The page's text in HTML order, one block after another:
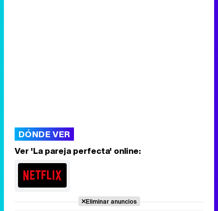
DÓNDE VER
Ver 'La pareja perfecta' online:
Eliminar anuncios